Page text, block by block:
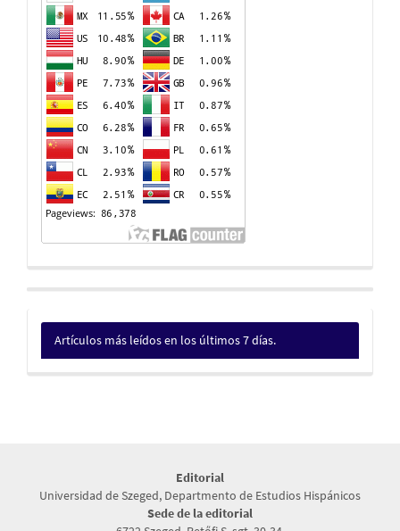
Artículos más leídos en los últimos 7 días.
Editorial
Universidad de Szeged, Departmento de Estudios Hispánicos
Sede de la editorial